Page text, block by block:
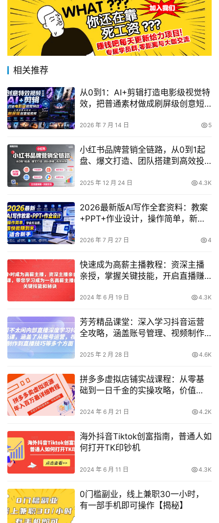
相关推荐
从0到1：AI+剪辑打造电影级视觉特
效，把普通素材做成刷屏级创意短
2026 年 7 月 14 日 5
小红书品牌营销全链路，从0到1起
盘、爆文打造、团队搭建到高效投
2025 年 12 月 24 日 4.3K
2026最新版AI写作全套资料：教案
+PPT+作业设计，操作简单，新手
2026 年 7 月 27 日 4
快速成为高薪主播教程：资深主播
亲授，掌握关键技能，开启直播赚
2024 年 6 月 19 日 4.3K
芳芳精品课堂：深入学习抖音运营
全攻略，涵盖账号管理、视频制作
2025 年 2 月 28 日 4.6K
拼多多虚拟店铺实战课程：从零基
础到一日千金的实操攻略，价值
2024 年 6 月 21 日 4.2K
海外抖音Tiktok创富指南，普通人如
何打开TK印钞机
2024 年 6 月 11 日 4.3K
0门槛副业，线上兼职30一小时，
有一部手机即可操作【揭秘】